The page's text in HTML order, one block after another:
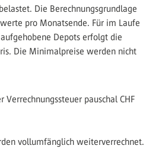
Die Berechnungsgrundlage
pro Monatsende. Für im Laufe
Depots erfolgt die
Die Minimalpreise werden nicht
Verrechnungssteuer pauschal CHF
vollumfänglich weiterverrechnet.